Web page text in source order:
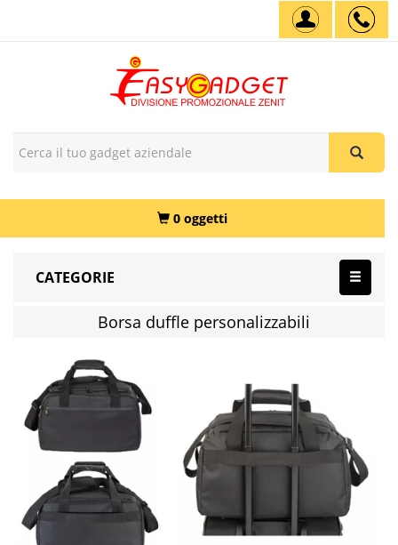
0 oggetti
CATEGORIE
Borsa duffle personalizzabili